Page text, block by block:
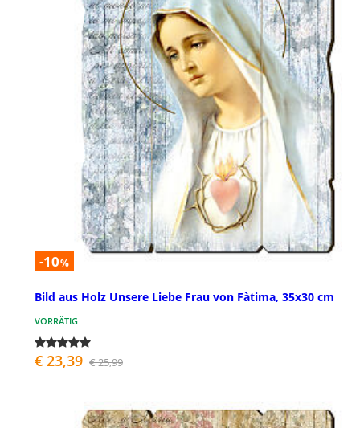
-10%
Bild aus Holz Unsere Liebe Frau von Fàtima, 35x30 cm
VORRÄTIG
€ 23,39 € 25,99